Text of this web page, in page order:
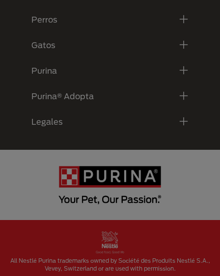
Perros
Gatos
Purina
Purina® Adopta
Legales
All Nestlé Purina trademarks owned by Société des Produits Nestlé S.A.,
Vevey, Switzerland or are used with permission.